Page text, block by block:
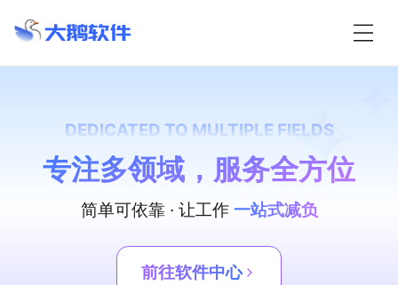
DEDICATED TO MULTIPLE FIELDS
专注多领域，服务全方位
简单可依靠 · 让工作 一站式减负
前往软件中心